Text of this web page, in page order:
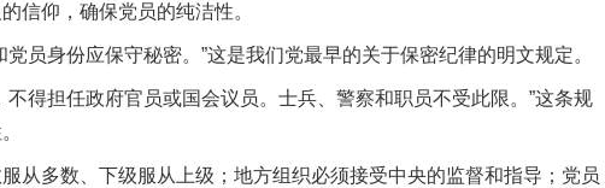
信仰，确保党员的纯洁性。
身份应保守秘密。”这是我们党最早的关于保密纪律的明文规定。
担任政府官员或国会议员。士兵、警察和职员不受此限。”这条规
多数、下级服从上级；地方组织必须接受中央的监督和指导；党员